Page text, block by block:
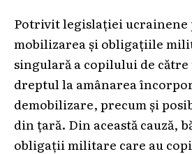
Potrivit legislației ucrainene
mobilizarea și obligațiile
singulară a copilului de către
dreptul la amânarea
demobilizare, precum și
din țară. Din această cauză,
obligații militare care au